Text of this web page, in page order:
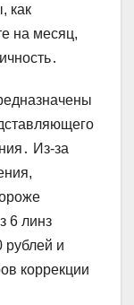
как
на месяц,
Из-за
6 линз
рублей и
коррекции